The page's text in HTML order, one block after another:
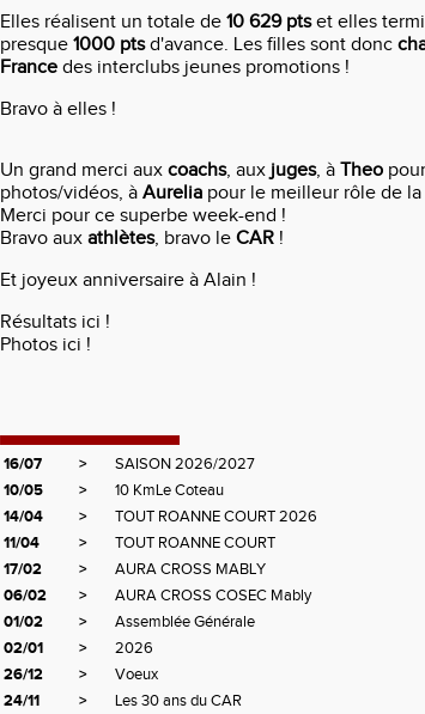
Elles réalisent un totale de 10 629 ptset elles
presque 1000 ptsd'avance. Les filles sont donc
France des interclubs jeunes promotions !
Bravo à elles !
Un grand merci aux coachs, auxjuges, à Theo
photos/vidéos, à Aurelia pour le meilleur rôle de la
Merci pour ce superbe week-end !
Bravo aux athlètes, bravo le CAR !
Et joyeux anniversaire à Alain !
Résultats ici !
Photos ici !
16/07 >
SAISON 2026/2027
10/05
>
10 KmLe Coteau
14/04
>
TOUT ROANNE COURT 2026
11/04
>
TOUT ROANNE COURT
17/02
>
AURA CROSS MABLY
06/02
>
AURA CROSS COSEC Mably
01/02
>
Assemblée Générale
02/01
>
2026
26/12
>
Voeux
24/11
>
Les 30 ans du CAR